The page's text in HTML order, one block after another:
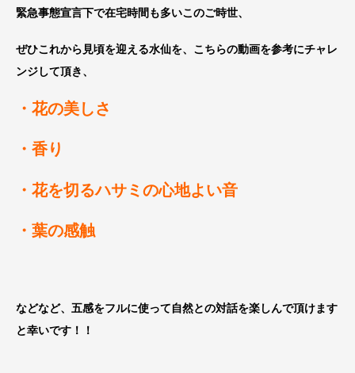
緊急事態宣言下で在宅時間も多いこのご時世、
ぜひこれから見頃を迎える水仙を、こちらの動画を参考にチャレ
ンジして頂き、
・花の美しさ
・香り
・花を切るハサミの心地よい音
・葉の感触
などなど、五感をフルに使って自然との対話を楽しんで頂けます
と幸いです！！